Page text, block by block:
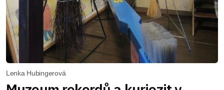
Lenka Hubingerová